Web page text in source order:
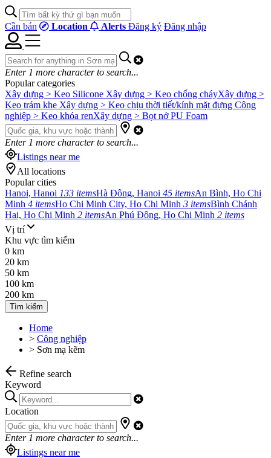
Cần bán Location Alerts Đăng ký Đăng nhập
Enter 1 more character to search...
Popular categories
Xây dựng > Keo Silicone Xây dựng > Keo chống cháyXây dựng >
Keo trám khe Xây dựng > Keo chịu thời tiết/kính mặt đựng Công
nghiệp > Keo khóa renXây dựng > Bọt nở PU Foam
Enter 1 more character to search...
Listings near me
All locations
Popular cities
Hanoi, Hanoi 133 itemsHà Đông, Hanoi 45 itemsAn Bình, Ho Chi
Minh 4 itemsHo Chi Minh City, Ho Chi Minh 3 itemsBình Chánh
Hai, Ho Chi Minh 2 itemsAn Phú Đông, Ho Chi Minh 2 items
Vị trí
Khu vực tìm kiếm
0 km
20 km
50 km
100 km
200 km
Tìm kiếm
Home
> Công nghiệp
> Sơn mạ kẽm
Refine search
Keyword
Location
Enter 1 more character to search...
Listings near me